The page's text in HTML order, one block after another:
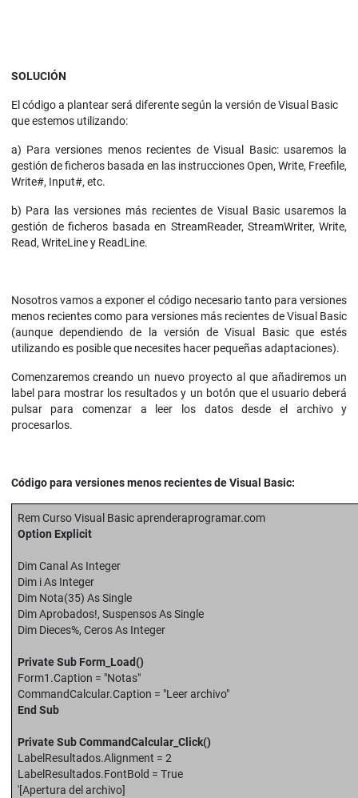
SOLUCIÓN
El código a plantear será diferente según la versión de Visual Basic
que estemos utilizando:
a) Para versiones menos recientes de Visual Basic: usaremos la
gestión de ficheros basada en las instrucciones Open, Write, Freefile,
Write#, Input#, etc.
b) Para las versiones más recientes de Visual Basic usaremos la
gestión de ficheros basada en StreamReader, StreamWriter, Write,
Read, WriteLine y ReadLine.
Nosotros vamos a exponer el código necesario tanto para versiones
menos recientes como para versiones más recientes de Visual Basic
(aunque dependiendo de la versión de Visual Basic que estés
utilizando es posible que necesites hacer pequeñas adaptaciones).
Comenzaremos creando un nuevo proyecto al que añadiremos un
label para mostrar los resultados y un botón que el usuario deberá
pulsar para comenzar a leer los datos desde el archivo y
procesarlos.
Código para versiones menos recientes de Visual Basic:
Rem Curso Visual Basic aprenderaprogramar.com
Option Explicit
Dim Canal As Integer
Dim i As Integer
Dim Nota(35) As Single
Dim Aprobados!, Suspensos As Single
Dim Dieces%, Ceros As Integer
Private Sub Form_Load()
Form1.Caption = "Notas"
CommandCalcular.Caption = "Leer archivo"
End Sub
Private Sub CommandCalcular_Click()
LabelResultados.Alignment = 2
LabelResultados.FontBold = True
'[Apertura del archivo]